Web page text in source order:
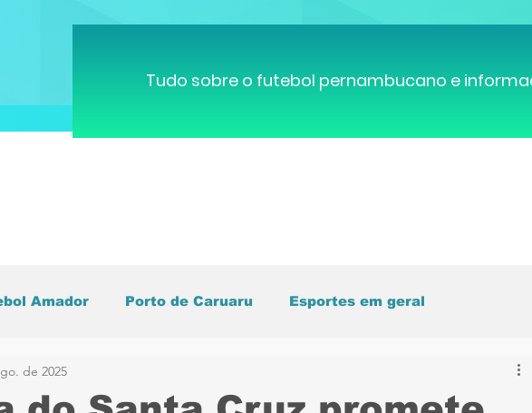
Tudo sobre o futebol pernambucano e
Amador Porto de Caruaru Esportes em geral
do Mundo Central de Caruaru
de 2025